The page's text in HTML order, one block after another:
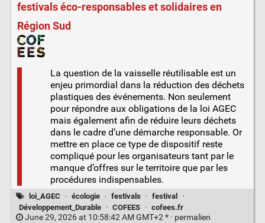
festivals éco-responsables et solidaires en
Région Sud
La question de la vaisselle réutilisable est un
enjeu primordial dans la réduction des déchets
plastiques des événements. Non seulement
pour répondre aux obligations de la loi AGEC
mais également afin de réduire leurs déchets
dans le cadre d’une démarche responsable. Or
mettre en place ce type de dispositif reste
compliqué pour les organisateurs tant par le
manque d’offres sur le territoire que par les
procédures indispensables.
loi_AGEC · écologie · festivals · festival
·
Développement_Durable
· COFEES · cofees.fr
June 29, 2026 at 10:58:42 AM GMT+2 * · permalien